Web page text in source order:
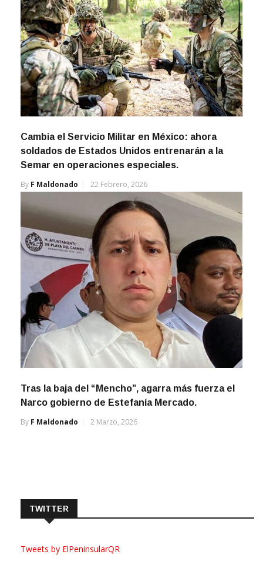
Cambia el Servicio Militar en México: ahora
soldados de Estados Unidos entrenarán a la
Semar en operaciones especiales.
By F Maldonado 22 Febrero, 2026
Tras la baja del “Mencho”, agarra más fuerza el
Narco gobierno de Estefanía Mercado.
By F Maldonado 2 Marzo, 2026
TWITTER
Tweets by ElPeninsularQR